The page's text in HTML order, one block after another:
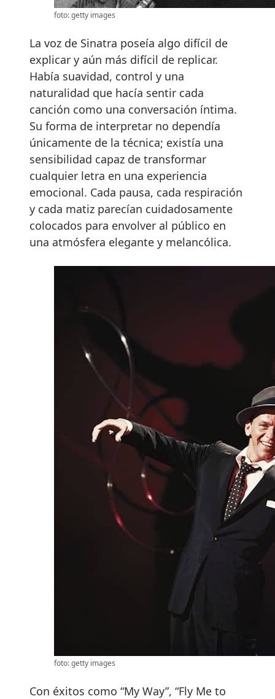
foto: getty images
La voz de Sinatra poseía algo difícil de
explicar y aún más difícil de replicar.
Había suavidad, control y una
naturalidad que hacía sentir cada
canción como una conversación íntima.
Su forma de interpretar no dependía
únicamente de la técnica; existía una
sensibilidad capaz de transformar
cualquier letra en una experiencia
emocional. Cada pausa, cada respiración
y cada matiz parecían cuidadosamente
colocados para envolver al público en
una atmósfera elegante y melancólica.
foto: getty images
Con éxitos como “My Way”, “Fly Me to